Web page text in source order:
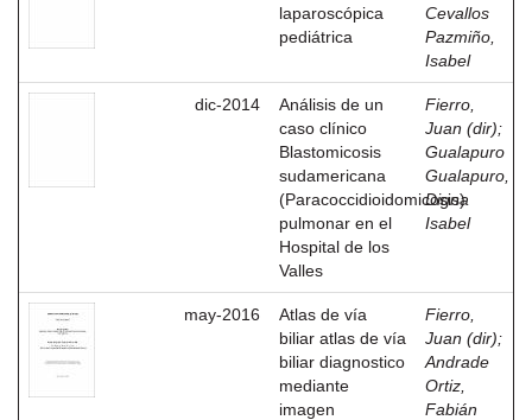
laparoscópica
pediátrica
Cevallos
Pazmiño,
Isabel
dic-2014
Análisis de un
caso clínico
Blastomicosis
sudamericana
(Paracoccidioidomicosis)
pulmonar en el
Hospital de los
Valles
Fierro,
Juan (dir);
Gualapuro
Gualapuro,
Digna
Isabel
may-2016
Atlas de vía
biliar atlas de vía
biliar diagnostico
mediante
imagen
Fierro,
Juan (dir);
Andrade
Ortiz,
Fabián